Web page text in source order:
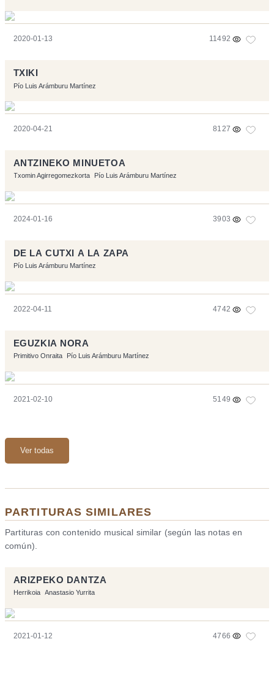
2020-01-13 11492
TXIKI
Pío Luis Arámburu Martínez
2020-04-21 8127
ANTZINEKO MINUETOA
Txomin Agirregomezkorta Pío Luis Arámburu Martínez
2024-01-16 3903
DE LA CUTXI A LA ZAPA
Pío Luis Arámburu Martínez
2022-04-11 4742
EGUZKIA NORA
Primitivo Onraita Pío Luis Arámburu Martínez
2021-02-10 5149
Ver todas
PARTITURAS SIMILARES
Partituras con contenido musical similar (según las notas en
común).
ARIZPEKO DANTZA
Herrikoia Anastasio Yurrita
2021-01-12 4766